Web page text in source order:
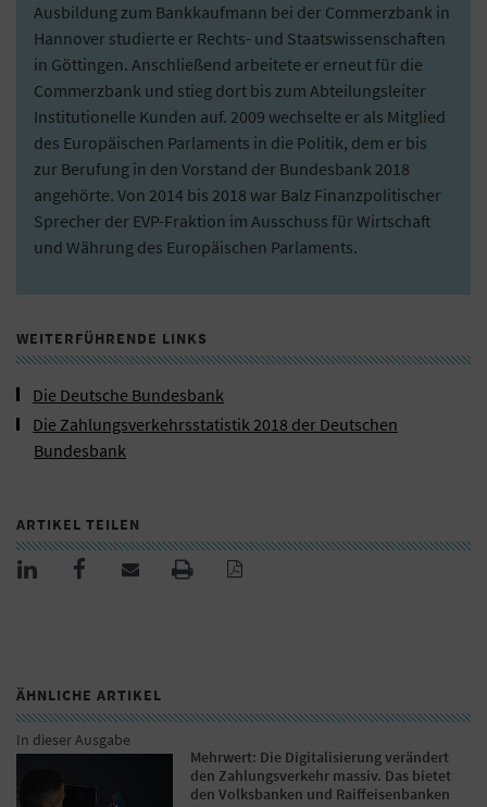
Ausbildung zum Bankkaufmann bei der Commerzbank in
Hannover studierte er Rechts- und Staatswissenschaften
in Göttingen. Anschließend arbeitete er erneut für die
Commerzbank und stieg dort bis zum Abteilungsleiter
Institutionelle Kunden auf. 2009 wechselte er als Mitglied
des Europäischen Parlaments in die Politik, dem er bis
zur Berufung in den Vorstand der Bundesbank 2018
angehörte. Von 2014 bis 2018 war Balz Finanzpolitischer
Sprecher der EVP-Fraktion im Ausschuss für Wirtschaft
und Währung des Europäischen Parlaments.
WEITERFÜHRENDE LINKS
Die Deutsche Bundesbank
Die Zahlungsverkehrsstatistik 2018 der Deutschen
Bundesbank
ARTIKEL TEILEN
ÄHNLICHE ARTIKEL
In dieser Ausgabe
Mehrwert: Die Digitalisierung verändert
den Zahlungsverkehr massiv. Das bietet
den Volksbanken und Raiffeisenbanken